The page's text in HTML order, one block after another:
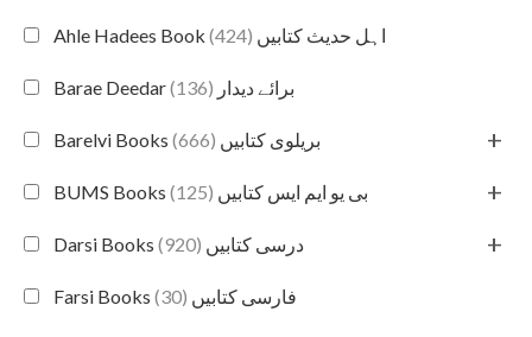
Ahle Hadees Book اہل حدیث کتابیں (424)
Barae Deedar برائے دیدار (136)
Barelvi Books بریلوی کتابیں (666) +
BUMS Books بی یو ایم ایس کتابیں (125) +
Darsi Books درسی کتابیں (920) +
Farsi Books فارسی کتابیں (30)